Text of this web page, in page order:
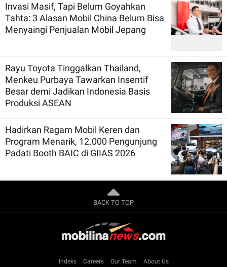
Invasi Masif, Tapi Belum Goyahkan
Tahta: 3 Alasan Mobil China Belum Bisa
Menyaingi Penjualan Mobil Jepang
Rayu Toyota Tinggalkan Thailand,
Menkeu Purbaya Tawarkan Insentif
Besar demi Jadikan Indonesia Basis
Produksi ASEAN
Hadirkan Ragam Mobil Keren dan
Program Menarik, 12.000 Pengunjung
Padati Booth BAIC di GIIAS 2026
BACK TO TOP
Indeks Careers Our Team About Us